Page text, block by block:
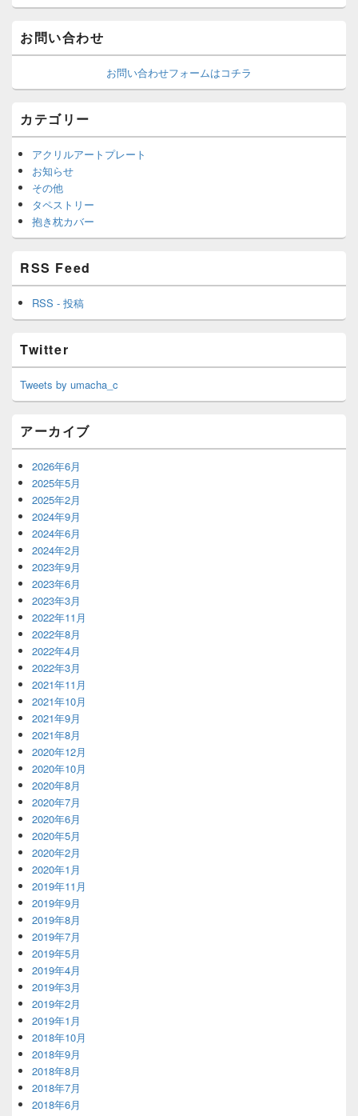
お問い合わせ
お問い合わせフォームはコチラ
カテゴリー
アクリルアートプレート
お知らせ
その他
タペストリー
抱き枕カバー
RSS Feed
RSS - 投稿
Twitter
Tweets by umacha_c
アーカイブ
2026年6月
2025年5月
2025年2月
2024年9月
2024年6月
2024年2月
2023年9月
2023年6月
2023年3月
2022年11月
2022年8月
2022年4月
2022年3月
2021年11月
2021年10月
2021年9月
2021年8月
2020年12月
2020年10月
2020年8月
2020年7月
2020年6月
2020年5月
2020年2月
2020年1月
2019年11月
2019年9月
2019年8月
2019年7月
2019年5月
2019年4月
2019年3月
2019年2月
2019年1月
2018年10月
2018年9月
2018年8月
2018年7月
2018年6月